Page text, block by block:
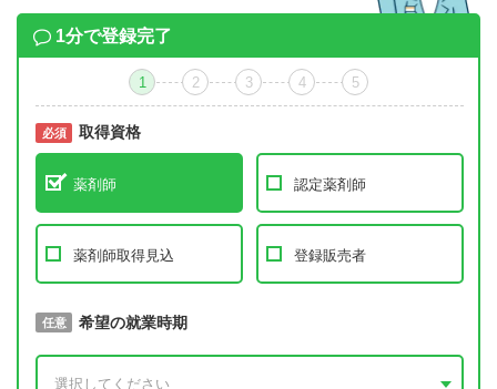
1分で登録完了
1 2 3 4 5
必須 取得資格
薬剤師 認定薬剤師
薬剤師取得見込 登録販売者
必須 取得予定年
任意 希望の就業時期